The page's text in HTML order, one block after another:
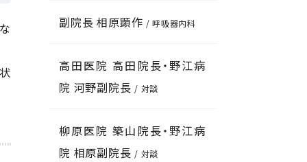
副院長 相原顕作/ 呼吸器内科
高田医院 高田院長・野江病
院 河野副院長/ 対談
柳原医院 築山院長・野江病
院 相原副院長/ 対談